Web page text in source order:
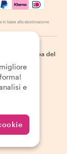
in base alla destinazione
Mappa del
e